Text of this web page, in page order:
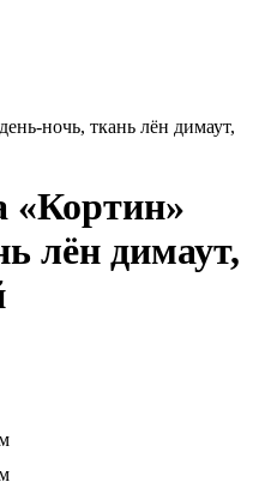
ночь, ткань лён димаут,
«Кортин»
лён димаут,